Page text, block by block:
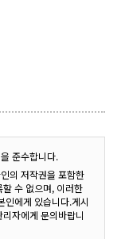
준수합니다.
의 저작권을 포함한
수 없으며, 이러한
인에게 있습니다.게시
자에게 문의바랍니